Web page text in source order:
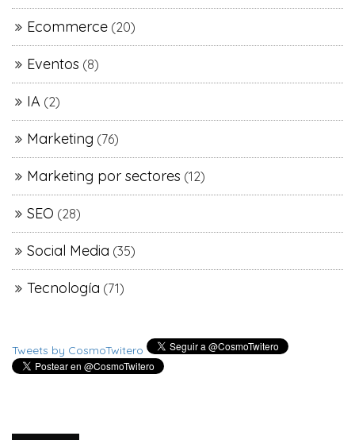
Ecommerce (20)
Eventos (8)
IA (2)
Marketing (76)
Marketing por sectores (12)
SEO (28)
Social Media (35)
Tecnología (71)
Tweets by CosmoTwitero